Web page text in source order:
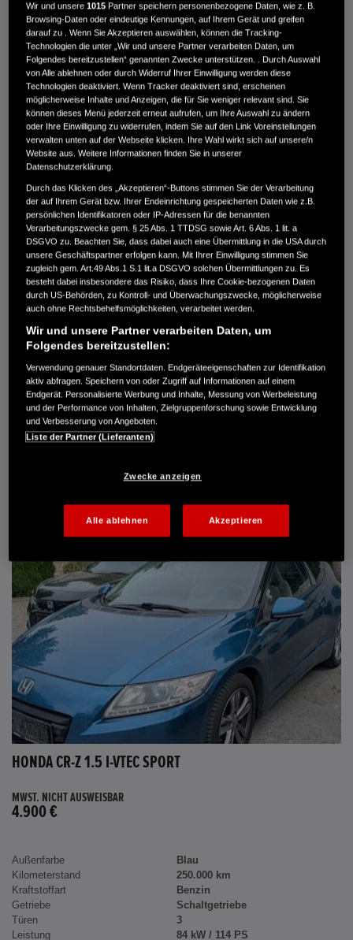
MWST. NICHT AUSWEISBAR
3.900 €
Außenfarbe
crystal black pearl
Kilometerstand
166.000 km
Kraftstoffart
Super
Getriebe
Automatik
Türen
5
Leistung
61 kW / 83 PS
Hubraum
1.339 cm³
Erstzulassung
10.2007
Bauart
Limousine
AUTO HARKE GMBH
Randersweide 59-63
21035 Hamburg
+49 40 735 935 0
DETAILS
HONDA CR-Z 1.5 I-VTEC SPORT
MWST. NICHT AUSWEISBAR
4.900 €
Außenfarbe
Blau
Kilometerstand
250.000 km
Kraftstoffart
Benzin
Getriebe
Schaltgetriebe
Türen
3
Leistung
84 kW / 114 PS
Wir und unsere1015 Partner speichern personenbezogene Daten, wie z. B.
Browsing-Daten oder eindeutige Kennungen, auf Ihrem Gerät und greifen
darauf zu . Wenn Sie Akzeptieren auswählen, können die Tracking-
Technologien die unter „Wir und unsere Partner verarbeiten Daten, um
Folgendes bereitzustellen“ genannten Zwecke unterstützen. . Durch Auswahl
von Alle ablehnen oder durch Widerruf Ihrer Einwilligung werden diese
Technologien deaktiviert. Wenn Tracker deaktiviert sind, erscheinen
möglicherweise Inhalte und Anzeigen, die für Sie weniger relevant sind. Sie
können dieses Menü jederzeit erneut aufrufen, um Ihre Auswahl zu ändern
oder Ihre Einwilligung zu widerrufen, indem Sie auf den Link Voreinstellungen
verwalten unten auf der Webseite klicken. Ihre Wahl wirkt sich auf unsere/n
Website aus. Weitere Informationen finden Sie in unserer
Datenschutzerklärung.
Durch das Klicken des „Akzeptieren“-Buttons stimmen Sie der Verarbeitung
der auf Ihrem Gerät bzw. Ihrer Endeinrichtung gespeicherten Daten wie z.B.
persönlichen Identifikatoren oder IP-Adressen für die benannten
Verarbeitungszwecke gem. § 25 Abs. 1 TTDSG sowie Art. 6 Abs. 1 lit. a
DSGVO zu. Beachten Sie, dass dabei auch eine Übermittlung in die USA durch
unsere Geschäftspartner erfolgen kann. Mit Ihrer Einwilligung stimmen Sie
zugleich gem. Art.49 Abs.1 S.1 lit.a DSGVO solchen Übermittlungen zu. Es
besteht dabei insbesondere das Risiko, dass Ihre Cookie-bezogenen Daten
durch US-Behörden, zu Kontroll- und Überwachungszwecke, möglicherweise
auch ohne Rechtsbehelfsmöglichkeiten, verarbeitet werden.
Wir und unsere Partner verarbeiten Daten, um
Folgendes bereitzustellen:
Verwendung genauer Standortdaten. Endgeräteeigenschaften zur Identifikation
aktiv abfragen. Speichern von oder Zugriff auf Informationen auf einem
Endgerät. Personalisierte Werbung und Inhalte, Messung von Werbeleistung
und der Performance von Inhalten, Zielgruppenforschung sowie Entwicklung
und Verbesserung von Angeboten.
Liste der Partner (Lieferanten)
Zwecke anzeigen
Alle ablehnen Akzeptieren